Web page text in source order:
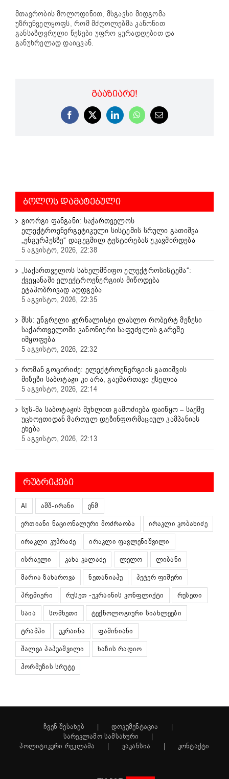
მთავრობის მოლოდინით, მსგავსი მიდგომა
უზრუნველყოფს, რომ მძღოლებმა კანონით
განსაზღვრული წესები უფრო ყურადღებით და
განუხრელად დაიცვან.
ᲒᲐᲐᲖᲘᲐᲠᲔ!
Facebook
X LinkedInWhatsApp
Email
ᲑᲝᲚᲝᲡ ᲓᲐᲛᲐᲢᲔᲑᲣᲚᲘ
გიორგი ფანგანი: საქართველოს
ელექტროენერგეტიკული სისტემის სრული გათიშვა
„ენგურჰესზე“ დაგეგმილ ტესტირებას უკავშირდება
5 აგვისტო, 2026, 22:38
„საქართველოს სახელმწიფო ელექტროსისტემა“:
ქვეყანაში ელექტროენერგიის მიწოდება
ეტაპობრივად აღდგება
5 აგვისტო, 2026, 22:35
შსს: უნგრელი ჟურნალისტი ლასლო რობერტ მეზესი
საქართველოში კანონიერი საფუძვლის გარეშე
იმყოფება
5 აგვისტო, 2026, 22:32
რომან გოცირიძე: ელექტროენერგიის გათიშვის
მიზეზი საბოტაჟი კი არა, გაუმართავი ქსელია
5 აგვისტო, 2026, 22:14
სუს-მა საბოტაჟის მუხლით გამოძიება დაიწყო – საქმე
უცხოეთიდან მართულ დეზინფორმაციულ კამპანიას
ეხება
5 აგვისტო, 2026, 22:13
ᲠᲣᲑᲠᲘᲙᲔᲑᲘ
AI აშშ-ირანი
ენმ
ერთიანი ნაციონალური მოძრაობა
ირაკლი კობახიძე
ირაკლი კუპრაძე
ირაკლი ფავლენიშვილი
ისრაელი
კახა კალაძე ლელო
ლიბანი
მარია ზახაროვა
ნეთანიაჰუ
პეტერ ფიშერი
პრემიერი
რუსეთ -უკრაინის კონფლიქტი
რუსეთი
საია
სომხეთი
ტექნოლოგიური სიახლეები
ტრამპი
უკრაინა
ფაშინიანი
შალვა პაპუაშვილი
ხაზის რადიო
ჰორმუზის სრუტე
ჩვენ შესახებ
დოკუმენტაცია
სარეკლამო სამსახური
პოლიტიკური რეკლამა
ვაკანსია კონტაქტი